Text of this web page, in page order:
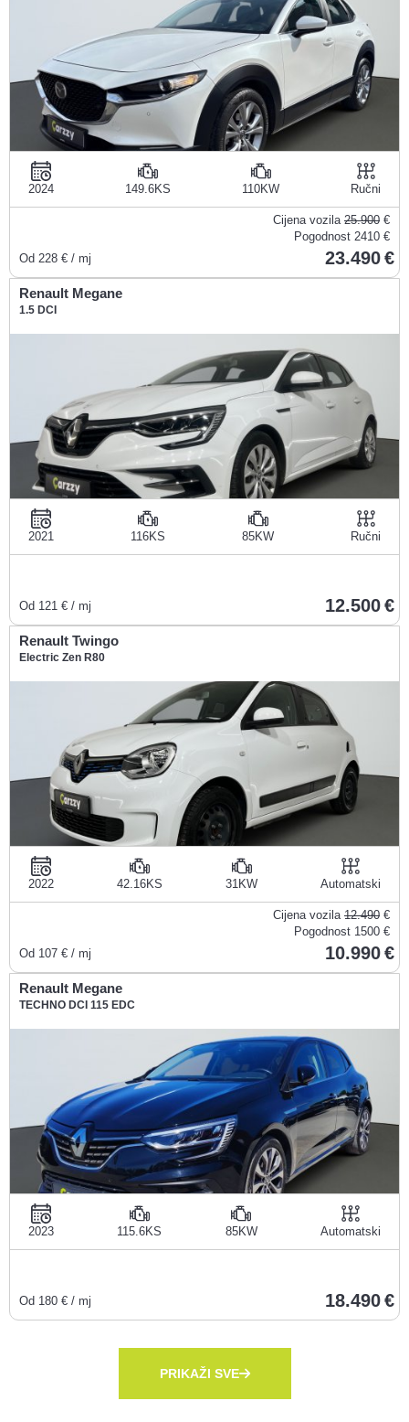
2024 149.6KS 110KW Ručni
Cijena vozila 25.900 €
Pogodnost 2410 €
Od 228 € / mj 23.490
Renault Megane
1.5 DCI
2021 116KS 85KW Ručni
Od 121 € / mj 12.500
Renault Twingo
Electric Zen R80
2022 42.16KS 31KW Automatski
Cijena vozila 12.490 €
Pogodnost 1500 €
Od 107 € / mj 10.990
Renault Megane
TECHNO DCI 115 EDC
2023 115.6KS 85KW Automatski
Od 180 € / mj 18.490
PRIKAŽI SVE